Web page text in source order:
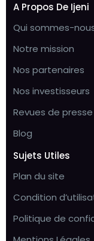
A Propos De Ijeni
Qui sommes-
Notre mission
Nos partenaires
Nos investisseurs
Revues de presse
Blog
Sujets Utiles
Plan du site
Condition
Politique de